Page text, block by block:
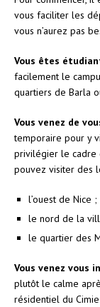
vous faciliter les
vous n’aurez pas
Vous êtes
facilement le
quartiers de Barla
Vous venez de
temporaire pour y
privilégier le cadre
pouvez visiter des
l’ouest de Nice ;
le nord de la
le quartier des
Vous venez vous
plutôt le calme
résidentiel du